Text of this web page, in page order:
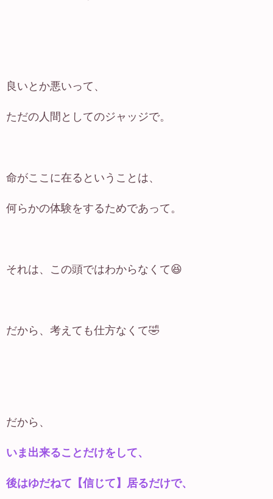
良いとか悪いって、
ただの人間としてのジャッジで。
命がここに在るということは、
何らかの体験をするためであって。
それは、この頭ではわからなくて😆
だから、考えても仕方なくて🤣
だから、
いま出来ることだけをして、
後はゆだねて【信じて】居るだけで、